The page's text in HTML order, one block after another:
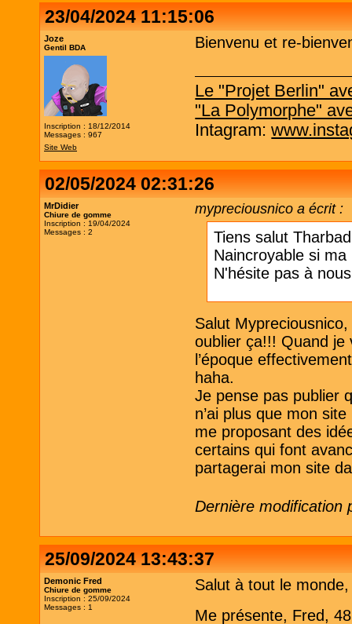
23/04/2024 11:15:06
Joze
Gentil BDA
Inscription : 18/12/2014
Messages : 967
Site Web
Bienvenu et re-
Le "Projet Berlin"
"La Polymorphe"
Intagram:
02/05/2024 02:31:26
MrDidier
Chiure de gomme
Inscription : 19/04/2024
Messages : 2
mypreciousnico a écrit :
Tiens salut
Naincroyable si
N'hésite pas à
Salut
oublier ça!!! Quand je
l’époque
haha.
Je pense pas publier
n’ai plus que mon
me proposant des
certains qui font
partagerai mon site
Dernière modification
25/09/2024 13:43:37
Demonic Fred
Chiure de gomme
Inscription : 25/09/2024
Messages : 1
Salut à tout le monde,
Me présente, Fred,